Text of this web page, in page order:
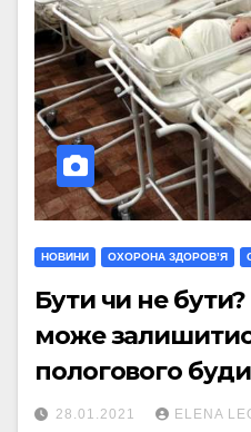
НОВИНИ ОХОРОНА ЗДОРОВ’Я
Бути чи не
може
пологового
28.01.2021 ELENA